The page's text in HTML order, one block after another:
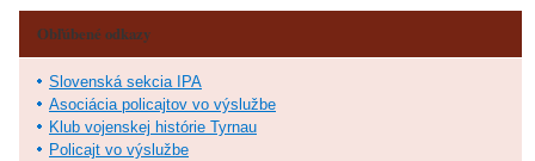
Obľúbené odkazy
Slovenská sekcia IPA
Asociácia policajtov vo výslužbe
Klub vojenskej histórie Tyrnau
Policajt vo výslužbe